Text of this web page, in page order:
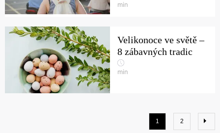
min
Velikonoce ve světě –
8 zábavných tradic
min
1 2